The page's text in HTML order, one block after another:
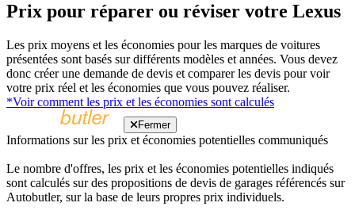
Prix pour réparer ou réviser votre Lexus
Les prix moyens et les économies pour les marques de voitures
présentées sont basés sur différents modèles et années. Vous devez
donc créer une demande de devis et comparer les devis pour voir
votre prix réel et les économies que vous pouvez réaliser.
*Voir comment les prix et les économies sont calculés
Fermer
Informations sur les prix et économies potentielles communiqués
Le nombre d'offres, les prix et les économies potentielles indiqués
sont calculés sur des propositions de devis de garages référencés sur
Autobutler, sur la base de leurs propres prix individuels.